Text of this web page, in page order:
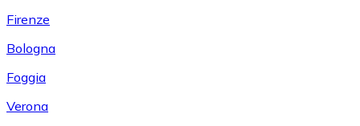
Firenze
Bologna
Foggia
Verona